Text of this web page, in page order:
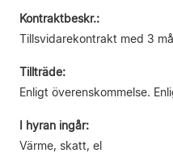
Kontraktbeskr.:
Tillsvidarekontrakt med 3
Tillträde:
Enligt överenskommelse.
I hyran ingår:
Värme, skatt, el